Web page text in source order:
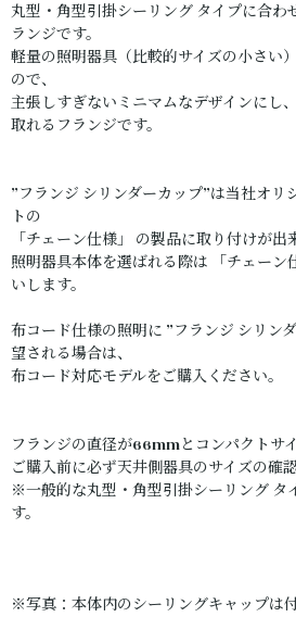
丸型・角型引掛シーリング タイプに合わ
ランジです。
軽量の照明器具（比較的サイズの小さい
ので、
主張しすぎないミニマムなデザインにし
取れるフランジです。
”フランジ シリンダーカップ”は当社オリ
トの
「チェーン仕様」 の製品に取り付けが出
照明器具本体を選ばれる際は 「チェーン
いします。
布コード仕様の照明に ”フランジ シリン
望される場合は、
布コード対応モデルをご購入ください。
フランジの直径が66mmとコンパクトサ
ご購入前に必ず天井側器具のサイズの確
※一般的な丸型・角型引掛シーリング タ
す。
※写真：本体内のシーリングキャップは